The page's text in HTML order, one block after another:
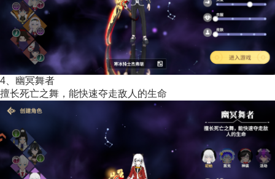
4、幽冥舞者
擅长死亡之舞，能快速夺走敌人的生命